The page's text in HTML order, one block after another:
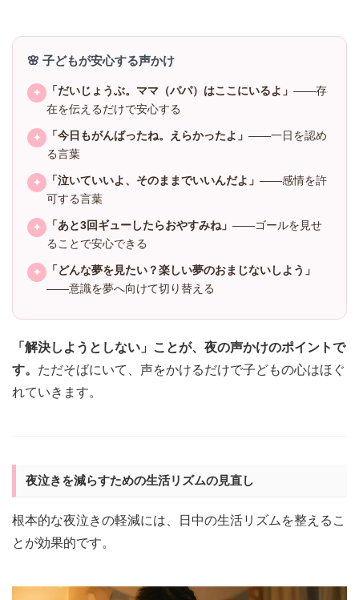
🌸 子どもが安心する声かけ
✦ 「だいじょうぶ。ママ（パパ）はここにいるよ」 ——存
在を伝えるだけで安心する
✦ 「今日もがんばったね。えらかったよ」 ——一日を認め
る言葉
✦ 「泣いていいよ、そのままでいいんだよ」 ——感情を許
可する言葉
✦ 「あと3回ギューしたらおやすみね」 ——ゴールを見せ
ることで安心できる
✦
「どんな夢を見たい？楽しい夢のおまじないしよう」
——意識を夢へ向けて切り替える
「解決しようとしない」ことが、夜の声かけのポイントで
す。 ただそばにいて、声をかけるだけで子どもの心はほぐ
れていきます。
夜泣きを減らすための生活リズムの見直し
根本的な夜泣きの軽減には、日中の生活リズムを整えるこ
とが効果的です。